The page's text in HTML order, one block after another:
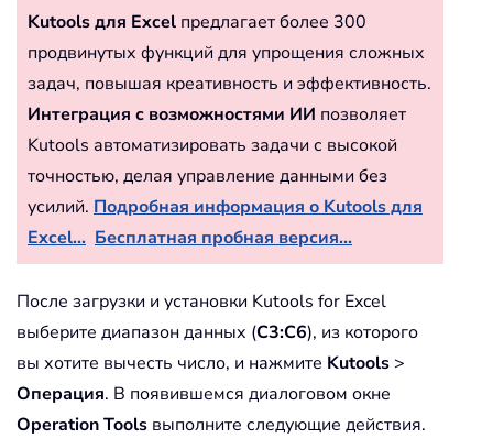
Kutools для Excel предлагает более 300
продвинутых функций для упрощения сложных
задач, повышая креативность и эффективность.
Интеграция с возможностями ИИ позволяет
Kutools автоматизировать задачи с высокой
точностью, делая управление данными без
усилий. Подробная информация о Kutools для
Excel... Бесплатная пробная версия...
После загрузки и установки Kutools for Excel
выберите диапазон данных (C3:C6), из которого
вы хотите вычесть число, и нажмите Kutools >
Операция. В появившемся диалоговом окне
Operation Tools выполните следующие действия.